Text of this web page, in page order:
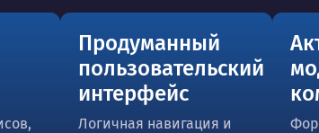
Продуманный
пользовательский
интерфейс
Логичная навигация и